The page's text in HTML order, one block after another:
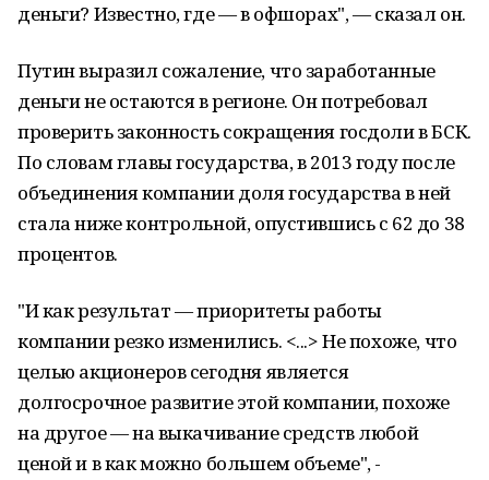
деньги? Известно, где — в офшорах", — сказал он.
Путин выразил сожаление, что заработанные
деньги не остаются в регионе. Он потребовал
проверить законность сокращения госдоли в БСК.
По словам главы государства, в 2013 году после
объединения компании доля государства в ней
стала ниже контрольной, опустившись с 62 до 38
процентов.
"И как результат — приоритеты работы
компании резко изменились. <...> Не похоже, что
целью акционеров сегодня является
долгосрочное развитие этой компании, похоже
на другое — на выкачивание средств любой
ценой и в как можно большем объеме", -